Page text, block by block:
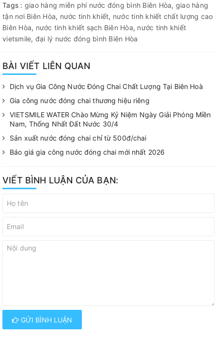
Tags : giao hàng miễn phí nước đóng bình Biên Hòa, giao hàng
tận nơi Biên Hòa, nước tinh khiết, nước tinh khiết chất lượng cao
Biên Hòa, nước tinh khiết sạch Biên Hòa, nước tinh khiết
vietsmile, đại lý nước đóng bình Biên Hòa
BÀI VIẾT LIÊN QUAN
Dịch vụ Gia Công Nước Đóng Chai Chất Lượng Tại Biên Hoà
Gia công nước đóng chai thương hiệu riêng
VIETSMILE WATER Chào Mừng Kỷ Niệm Ngày Giải Phóng Miền
Nam, Thống Nhất Đất Nước 30/4
Sản xuất nước đóng chai chỉ từ 500đ/chai
Báo giá gia công nước đóng chai mới nhất 2026
VIẾT BÌNH LUẬN CỦA BẠN:
GỬI BÌNH LUẬN